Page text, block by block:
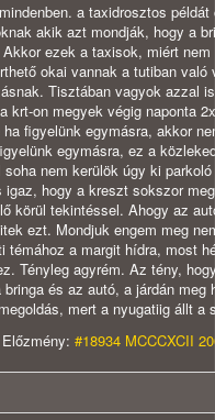
a taxidrosztos
akik azt mondják, hogy a
ezek a taxisok, miért
okai vannak a tutiban való
Tisztában vagyok azzal
krt-on megyek végig naponta
figyelünk egymásra, akkor
egymásra, ez a
nem kerülök úgy ki
hogy a kreszt sokszor
körül tekintéssel. Ahogy az
ezt. Mondjuk engem meg
témához a margit hídra, most
Tényleg agyrém. Az tény,
és az autó, a járdán meg
mert a nyugatiig állt a
Előzmény: #18934 MCCCXCII